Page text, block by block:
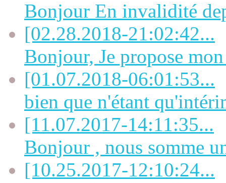
Bonjour En invalidité
[02.28.2018-21:02:42...
Bonjour, Je propose
[01.07.2018-06:01:53...
bien que n'étant
[11.07.2017-14:11:35...
Bonjour , nous somme
[10.25.2017-12:10:24...